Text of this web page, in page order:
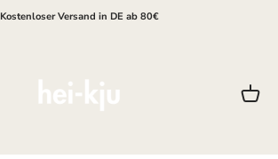
Kostenloser Versand in DE ab 80€